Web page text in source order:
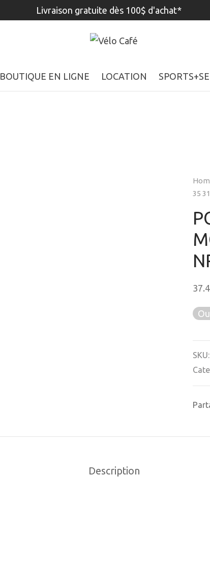
Livraison gratuite dès 100$ d'achat*
BOUTIQUE EN LIGNE LOCATION
35
SKU:
Description